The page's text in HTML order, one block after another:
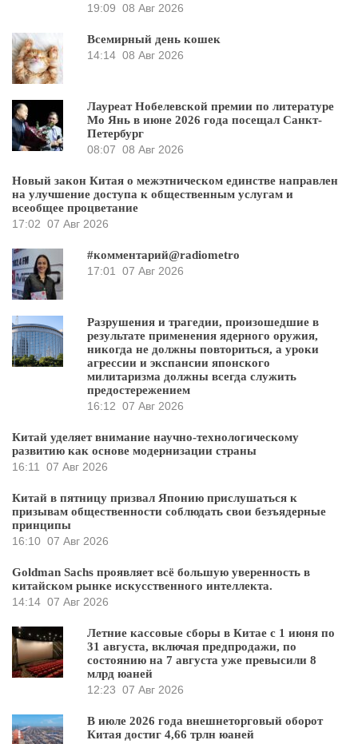
19:09 08 Авг 2026
Всемирный день кошек
14:14 08 Авг 2026
Лауреат Нобелевской премии по литературе
Мо Янь в июне 2026 года посещал Санкт-
Петербург
08:07 08 Авг 2026
Новый закон Китая о межэтническом единстве направлен
на улучшение доступа к общественным услугам и
всеобщее процветание
17:02 07 Авг 2026
#комментарий@radiometro
17:01
07 Авг 2026
Разрушения и трагедии, произошедшие в
результате применения ядерного оружия,
никогда не должны повториться, а уроки
агрессии и экспансии японского
милитаризма должны всегда служить
предостережением
16:12 07 Авг 2026
Китай уделяет внимание научно-технологическому
развитию как основе модернизации страны
16:11
07 Авг 2026
Китай в пятницу призвал Японию прислушаться к
призывам общественности соблюдать свои безъядерные
принципы
16:10 07 Авг 2026
Goldman Sachs проявляет всё большую уверенность в
китайском рынке искусственного интеллекта.
14:14 07 Авг 2026
Летние кассовые сборы в Китае с 1 июня по
31 августа, включая предпродажи, по
состоянию на 7 августа уже превысили 8
млрд юаней
12:23 07 Авг 2026
В июле 2026 года внешнеторговый оборот
Китая достиг 4,66 трлн юаней